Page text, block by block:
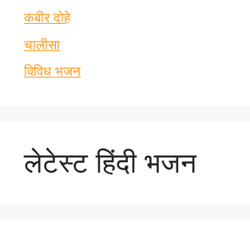
कबीर दोहे
चालीसा
विविध भजन
लेटेस्ट हिंदी भजन